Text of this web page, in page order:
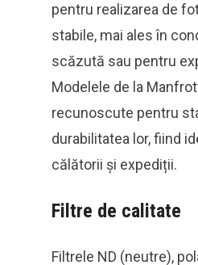
pentru realizarea de
stabile, mai ales în
scăzută sau pentru
Modelele de la
recunoscute pentru
durabilitatea lor, fiind
călătorii și expediții.
Filtre de calitate
Filtrele ND (neutre),